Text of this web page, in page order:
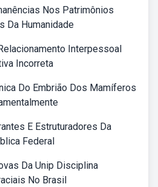
Nos Patrimônios
Da Humanidade
Interpessoal
Incorreta
Do Embrião Dos Mamíferos
E Estruturadores Da
Federal
Da Unip Disciplina
No Brasil